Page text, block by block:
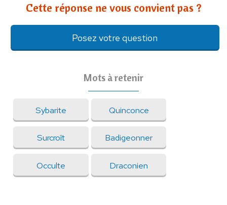
Cette réponse ne vous convient pas ?
Posez votre question
Mots à retenir
Sybarite Quinconce
Surcroît Badigeonner
Occulte Draconien